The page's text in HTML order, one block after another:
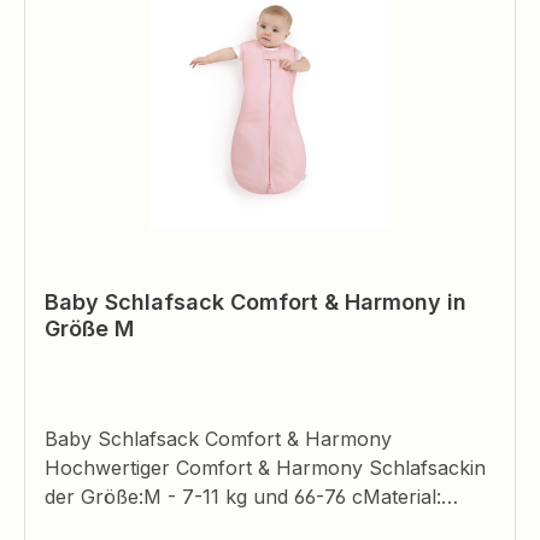
Baby Schlafsack Comfort & Harmony in
Größe M
Baby Schlafsack Comfort & Harmony
Hochwertiger Comfort & Harmony Schlafsackin
der Größe:M - 7-11 kg und 66-76 cMaterial: